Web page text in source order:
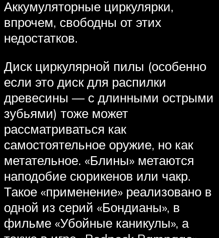
Аккумуляторные циркулярки,
впрочем, свободны от этих
недостатков.
Диск циркулярной пилы (особенно
если это диск для распилки
древесины — с длинными острыми
зубьями) тоже может
рассматриваться как
самостоятельное оружие, но как
метательное. «Блины» метаются
наподобие сюрикенов или чакр.
Такое «применение» реализовано в
одной из серий «Бондианы», в
фильме «Убойные каникулы», а